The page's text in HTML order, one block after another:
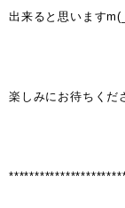
出来ると思います
楽しみにお待ちくだ